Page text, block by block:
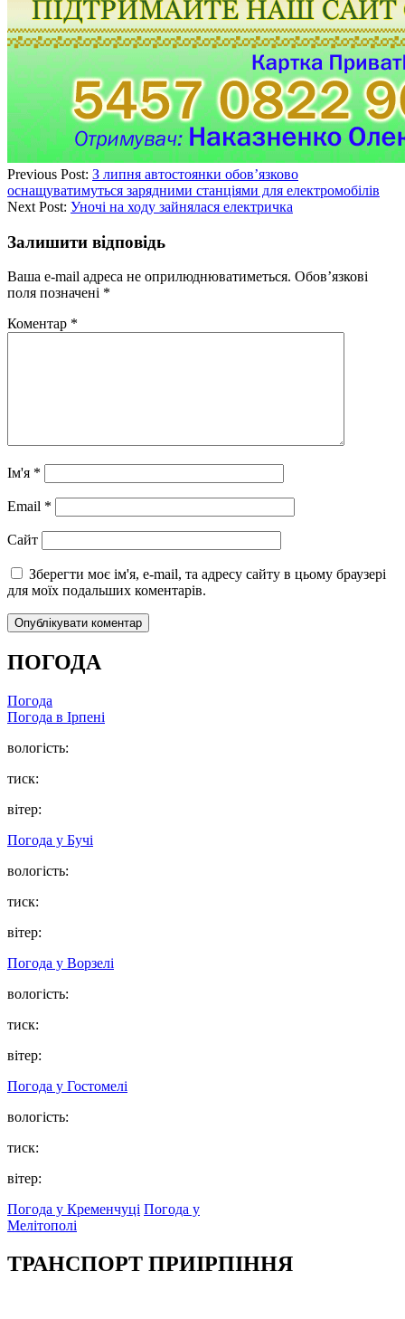
Previous Post: З липня автостоянки обов’язково
оснащуватимуться зарядними станціями для електромобілів
Next Post: Уночі на ходу зайнялася електричка
Залишити відповідь
Ваша e-mail адреса не оприлюднюватиметься. Обов’язкові
поля позначені *
Коментар *
Ім'я *
Email *
Сайт
Зберегти моє ім'я, e-mail, та адресу сайту в цьому браузері
для моїх подальших коментарів.
ПОГОДА
Погода
Погода в Ірпені
вологість:
тиск:
вітер:
Погода у Бучі
вологість:
тиск:
вітер:
Погода у Ворзелі
вологість:
тиск:
вітер:
Погода у Гостомелі
вологість:
тиск:
вітер:
Погода у Кременчуці Погода у
Мелітополі
ТРАНСПОРТ ПРИІРПІННЯ